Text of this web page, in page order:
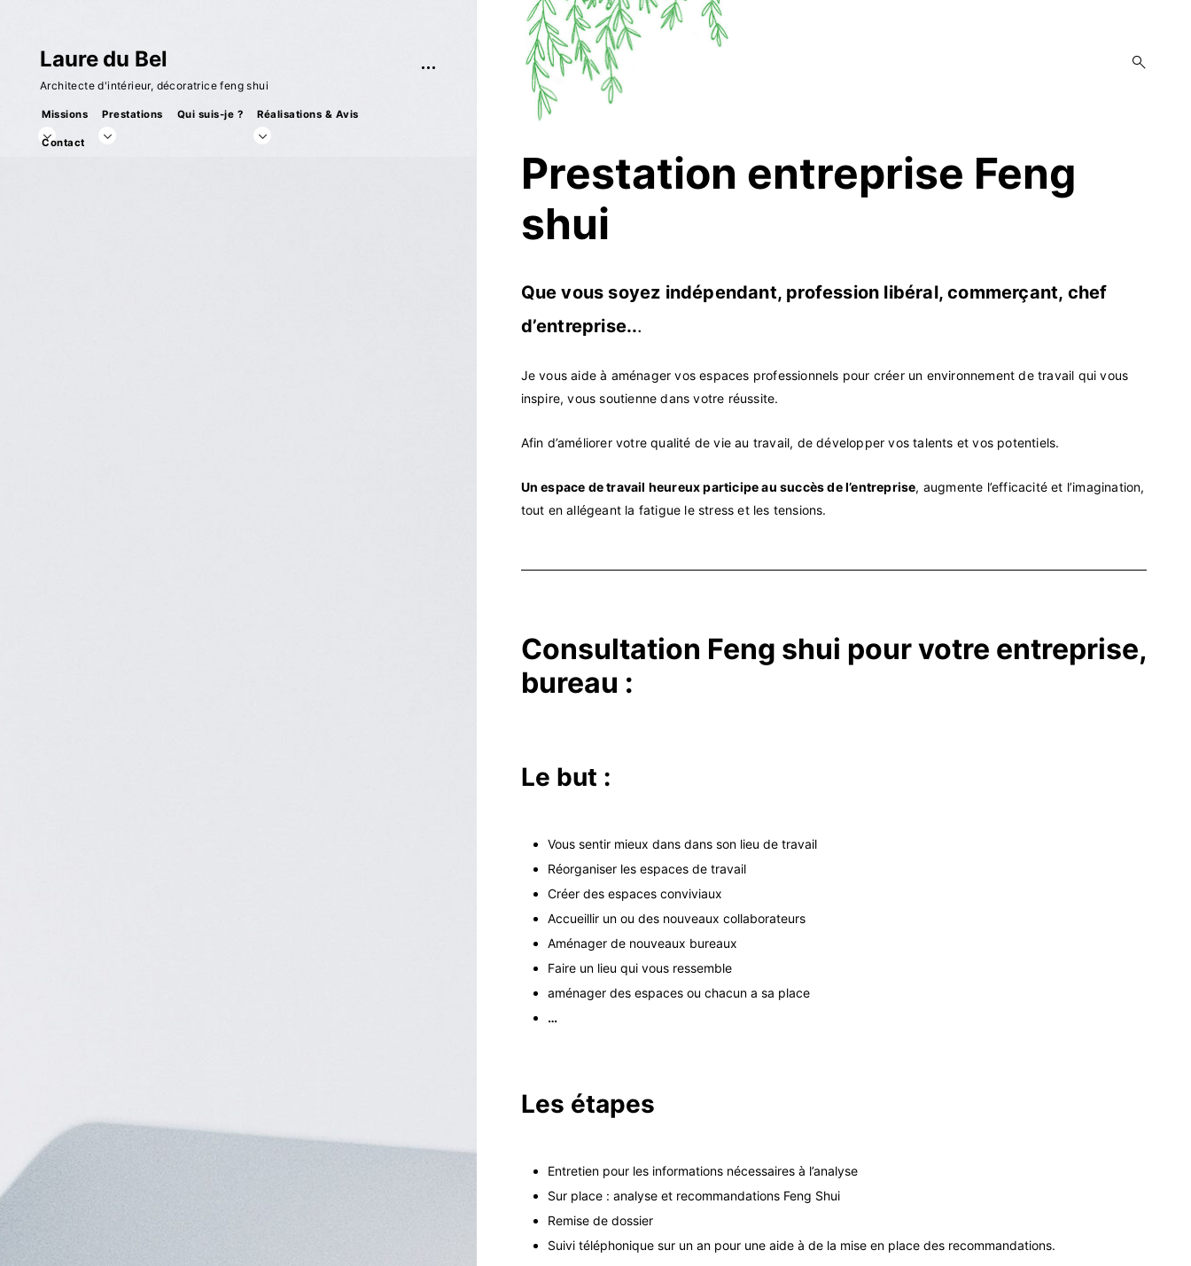
Laure du Bel
Architecte d'intérieur, décoratrice feng shui
Missions
toggle
child
Prestations
toggle
child
Qui suis-je ? Réalisations & Avis
toggle
child
Contact
open
Prestation entreprise Feng
shui
Que vous soyez indépendant, profession libéral, commerçant, chef
d’entreprise...
Je vous aide à aménager vos espaces professionnels pour créer un environnement de travail qui vous
inspire, vous soutienne dans votre réussite.
Afin d’améliorer votre qualité de vie au travail, de développer vos talents et vos potentiels.
Un espace de travail heureux participe au succès de l’entreprise, augmente l’efficacité et l’imagination,
tout en allégeant la fatigue le stress et les tensions.
Consultation Feng shui pour votre entreprise,
bureau :
Le but :
Vous sentir mieux dans dans son lieu de travail
Réorganiser les espaces de travail
Créer des espaces conviviaux
Accueillir un ou des nouveaux collaborateurs
Aménager de nouveaux bureaux
Faire un lieu qui vous ressemble
aménager des espaces ou chacun a sa place
…
Les étapes
Entretien pour les informations nécessaires à l’analyse
Sur place : analyse et recommandations Feng Shui
Remise de dossier
Suivi téléphonique sur un an pour une aide à de la mise en place des recommandations.